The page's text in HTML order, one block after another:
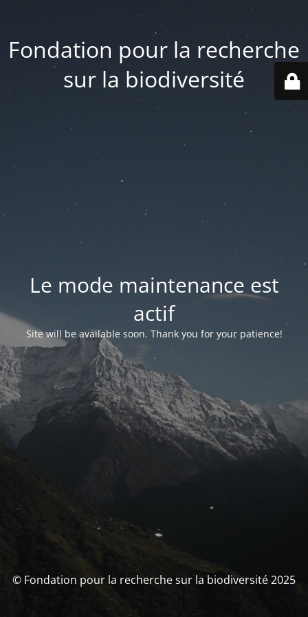
Fondation pour la recherche
sur la biodiversité
Le mode maintenance est
actif
Site will be available soon. Thank you for your patience!
© Fondation pour la recherche sur la biodiversité 2025